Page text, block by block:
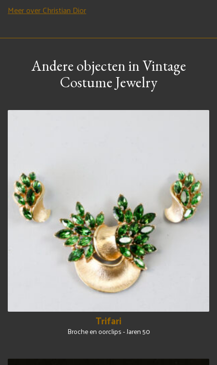
Meer over Christian Dior
Andere objecten in Vintage
Costume Jewelry
Trifari
Broche en oorclips - Jaren 50